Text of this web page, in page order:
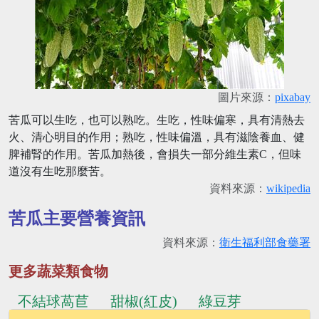
圖片來源： pixabay
苦瓜可以生吃，也可以熟吃。生吃，性味偏寒，具有清熱去
火、清心明目的作用；熟吃，性味偏溫，具有滋陰養血、健
脾補腎的作用。苦瓜加熱後，會損失一部分維生素C，但味
道沒有生吃那麼苦。
資料來源： wikipedia
苦瓜主要營養資訊
資料來源： 衛生福利部食藥署
更多蔬菜類食物
不結球萵苣
甜椒(紅皮) 綠豆芽